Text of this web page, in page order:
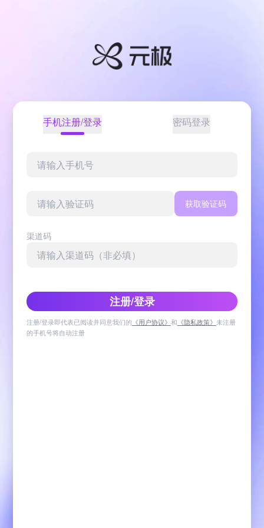
手机注册/登录 密码登录
获取验证码
渠道码
注册/登录
注册/登录即代表已阅读并同意我们的 《用户协议》 和 《隐私政策》 未注册
的手机号将自动注册